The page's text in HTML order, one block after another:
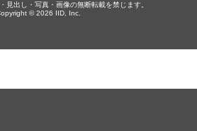
見出し・写真・画像の無断転載を禁じます。
© 2026 IID, Inc.